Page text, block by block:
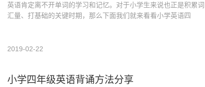
英语肯定离不开单词的学习和记忆。对于小学生来说也正是积累词
汇量、打基础的关键时期，那么下面我们就来看看小学英语四
2019-02-22
小学四年级英语背诵方法分享